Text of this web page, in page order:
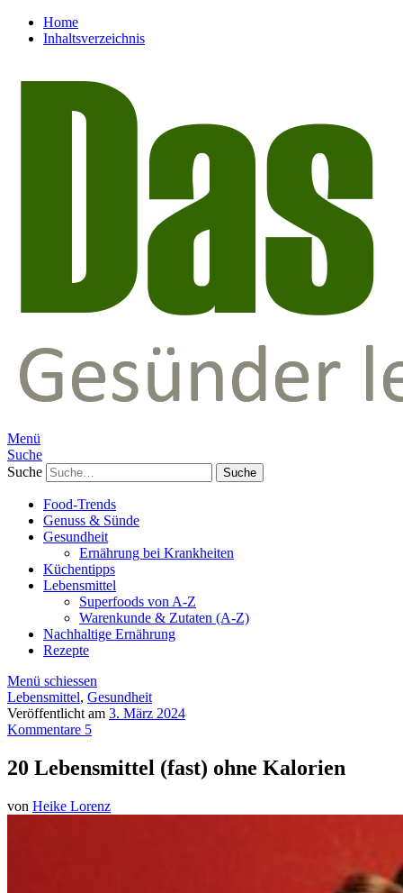
Home
Inhaltsverzeichnis
Menü
Suche
Suche
Food-Trends
Genuss & Sünde
Gesundheit
Ernährung bei Krankheiten
Küchentipps
Lebensmittel
Superfoods von A-Z
Warenkunde & Zutaten (A-Z)
Nachhaltige Ernährung
Rezepte
Menü schiessen
Lebensmittel, Gesundheit
Veröffentlicht am 3. März 2024
Kommentare 5
20 Lebensmittel (fast) ohne Kalorien
von Heike Lorenz